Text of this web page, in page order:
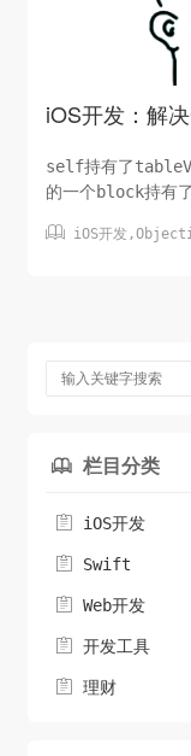
iOS开发：解
self持有了
的一个block持有
 iOS开发,
 栏目分类
 iOS开发
 Swift
 Web开发
 开发工具
 理财